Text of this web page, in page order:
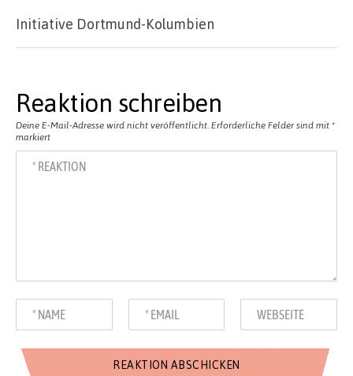
Initiative Dortmund-Kolumbien
Reaktion schreiben
Deine E-Mail-Adresse wird nicht veröffentlicht. Erforderliche Felder sind mit *
markiert